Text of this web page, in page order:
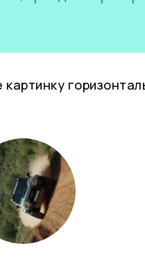
картинку